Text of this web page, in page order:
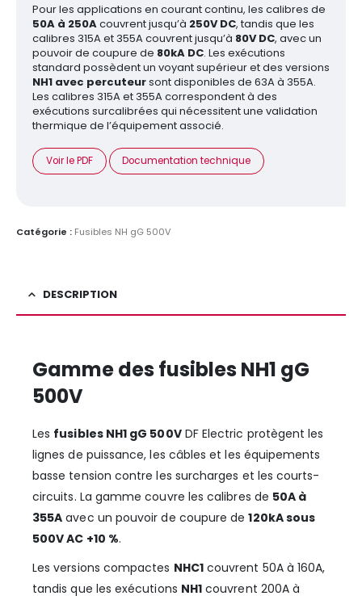
Pour les applications en courant continu, les calibres de
50A à 250Acouvrent jusqu’à 250V DC, tandis que les
calibres 315A et 355A couvrent jusqu’à 80V DC, avec un
pouvoir de coupure de 80kA DC. Les exécutions
standard possèdent un voyant supérieur et des versions
NH1 avec percuteursont disponibles de 63A à 355A.
Les calibres 315A et 355A correspondent à des
exécutions surcalibrées qui nécessitent une validation
thermique de l’équipement associé.
Voir le PDF Documentation technique
Catégorie : Fusibles NH gG 500V
DESCRIPTION
Gamme des fusibles NH1 gG
500V
Les fusibles NH1 gG 500VDF Electric protègent les
lignes de puissance, les câbles et les équipements
basse tension contre les surcharges et les courts-
circuits. La gamme couvre les calibres de 50A à
355A avec un pouvoir de coupure de120kA sous
500V AC +10 %.
Les versions compactes NHC1couvrent 50A à 160A,
tandis que les exécutions NH1 couvrent 200A à